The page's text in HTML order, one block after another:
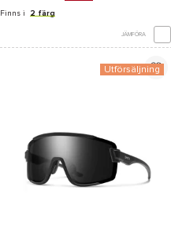
Finns i 2 färg
JÄMFÖRA
Utförsäljning